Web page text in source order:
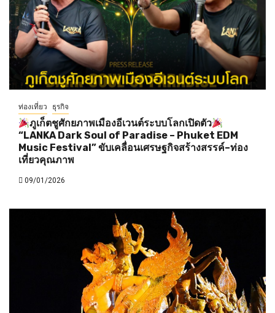
ท่องเที่ยว ธุรกิจ
ภูเก็ตชูศักยภาพเมืองอีเวนต์ระบบโลกเปิดตัว
“LANKA Dark Soul of Paradise – Phuket EDM
Music Festival” ขับเคลื่อนเศรษฐกิจสร้างสรรค์–ท่อง
เที่ยวคุณภาพ
09/01/2026